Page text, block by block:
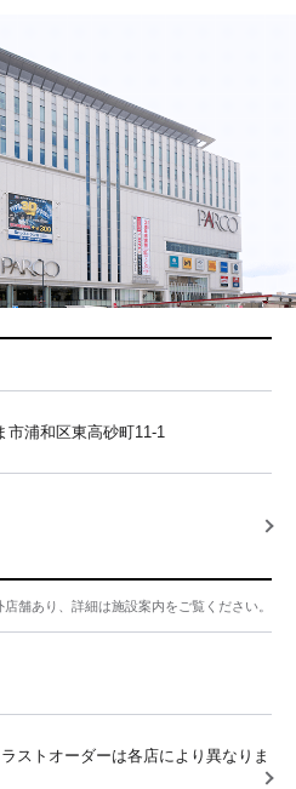
市浦和区東高砂町11-1
舗あり、詳細は施設案内をご覧ください。
ストオーダーは各店により異なりま